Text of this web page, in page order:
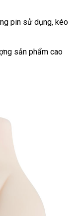
pin sử dụng, kéo
sản phẩm cao